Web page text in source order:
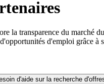
la transparence du marché
d'emploi grâce à
d'aide sur la recherche